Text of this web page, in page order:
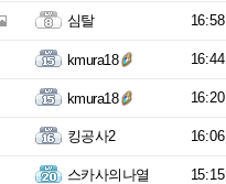
심탈 16:58
kmura18 16:44
kmura18 16:20
킹공사2 16:06
스카사의나열 15:15